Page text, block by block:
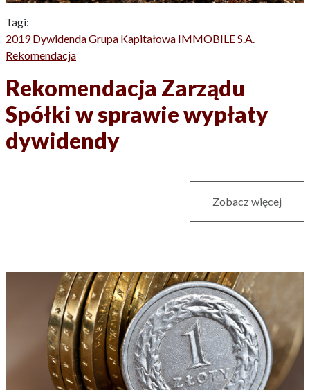
Tagi:
2019 DywidendaGrupa Kapitałowa IMMOBILE S.A.
Rekomendacja
Rekomendacja Zarządu
Spółki w sprawie wypłaty
dywidendy
Zobacz więcej